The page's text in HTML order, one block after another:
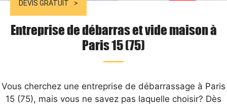
DEVIS GRATUIT
Entreprise de débarras et vide maison à
Paris 15 (75)
Vous cherchez une entreprise de débarrassage à Paris
15 (75), mais vous ne savez pas laquelle choisir? Dès